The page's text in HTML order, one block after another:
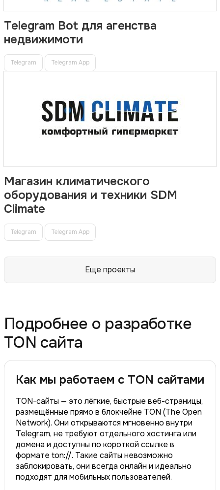
Telegram Bot для агенства
недвижимоти
Telegram Telegram App
Магазин климатического
оборудования и техники SDM
Climate
Telegram Telegram App
Еще проекты
Подробнее о разработке
TON сайта
Как мы работаем с TON сайтами
TON-сайты — это лёгкие, быстрые веб-страницы,
размещённые прямо в блокчейне TON (The Open
Network). Они открываются мгновенно внутри
Telegram, не требуют отдельного хостинга или
домена и доступны по короткой ссылке в
формате ton://. Такие сайты невозможно
заблокировать, они всегда онлайн и идеально
подходят для мобильных пользователей.